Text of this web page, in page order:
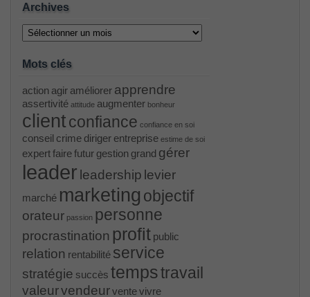
Archives
Archives
Mots clés
action agir améliorer apprendre
assertivité attitude augmenter bonheur
client confiance confiance en soi
conseil crime diriger entreprise estime de soi
expertfairefutur gestion grand gérer
leader leadership levier
marché marketing objectif
orateur passion personne
procrastination profit public
relation rentabilité service
stratégie succès tempstravail
valeurvendeurventevivre